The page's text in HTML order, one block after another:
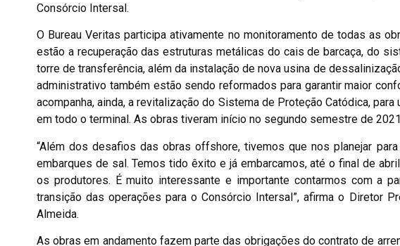
Consórcio Intersal.
O Bureau Veritas participa ativamente no monitoramento de todas as
estão a recuperação das estruturas metálicas do cais de barcaça, do
torre de transferência, além da instalação de nova usina de
administrativo também estão sendo reformados para garantir maior
acompanha, ainda, a revitalização do Sistema de Proteção Catódica,
em todo o terminal. As obras tiveram início no segundo semestre de
“Além dos desafios das obras offshore, tivemos que nos planejar
embarques de sal. Temos tido êxito e já embarcamos, até o final de
os produtores. É muito interessante e importante contarmos com a
transição das operações para o Consórcio Intersal”, afirma o Diretor
Almeida.
As obras em andamento fazem parte das obrigações do contrato de